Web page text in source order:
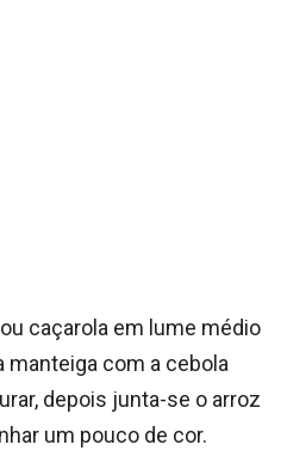
caçarola em lume médio
com a cebola
depois junta-se o arroz
um pouco de cor.